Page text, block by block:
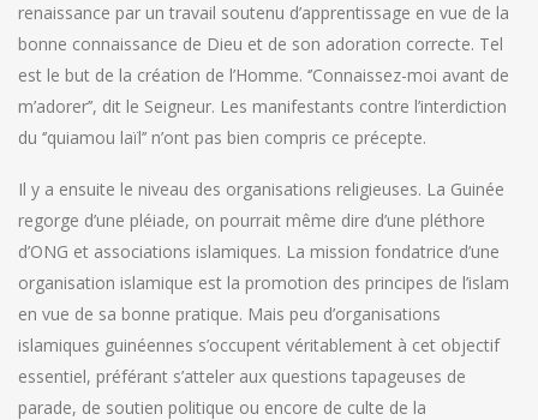
renaissance par un travail soutenu d’apprentissage en vue de la
bonne connaissance de Dieu et de son adoration correcte. Tel
est le but de la création de l’Homme. ‘’Connaissez-moi avant de
m’adorer’’, dit le Seigneur. Les manifestants contre l’interdiction
du ‘’quiamou laïl’’ n’ont pas bien compris ce précepte.
Il y a ensuite le niveau des organisations religieuses. La Guinée
regorge d’une pléiade, on pourrait même dire d’une pléthore
d’ONG et associations islamiques. La mission fondatrice d’une
organisation islamique est la promotion des principes de l’islam
en vue de sa bonne pratique. Mais peu d’organisations
islamiques guinéennes s’occupent véritablement à cet objectif
essentiel, préférant s’atteler aux questions tapageuses de
parade, de soutien politique ou encore de culte de la